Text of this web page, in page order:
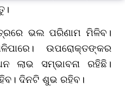
ଭଲ ପରିଣାମ ମିଳିବ।
ଉପରୋକ୍ତଙ୍କର
ଲାଭ ସମ୍ଭାବନା ରହିଛି।
ଦିନଟି ଶୁଭ ରହିବ।